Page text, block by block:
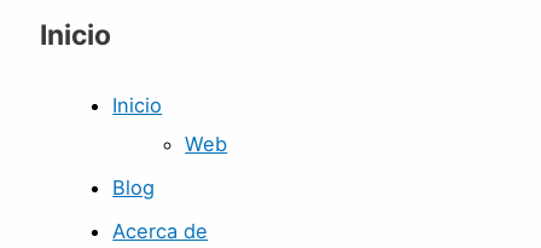
Inicio
Inicio
Web
Blog
Acerca de